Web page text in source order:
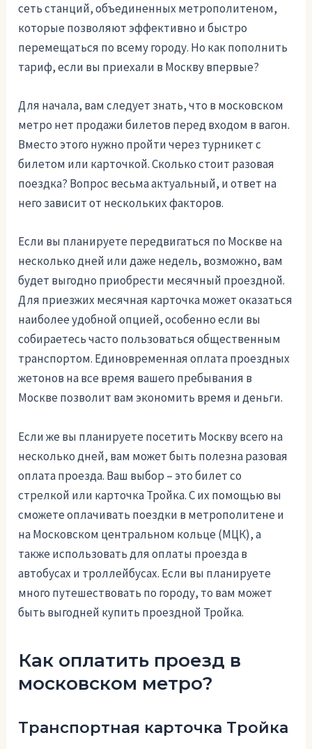
сеть станций, объединенных метрополитеном,
которые позволяют эффективно и быстро
перемещаться по всему городу. Но как пополнить
тариф, если вы приехали в Москву впервые?
Для начала, вам следует знать, что в московском
метро нет продажи билетов перед входом в вагон.
Вместо этого нужно пройти через турникет с
билетом или карточкой. Сколько стоит разовая
поездка? Вопрос весьма актуальный, и ответ на
него зависит от нескольких факторов.
Если вы планируете передвигаться по Москве на
несколько дней или даже недель, возможно, вам
будет выгодно приобрести месячный проездной.
Для приезжих месячная карточка может оказаться
наиболее удобной опцией, особенно если вы
собираетесь часто пользоваться общественным
транспортом. Единовременная оплата проездных
жетонов на все время вашего пребывания в
Москве позволит вам экономить время и деньги.
Если же вы планируете посетить Москву всего на
несколько дней, вам может быть полезна разовая
оплата проезда. Ваш выбор – это билет со
стрелкой или карточка Тройка. С их помощью вы
сможете оплачивать поездки в метрополитене и
на Московском центральном кольце (МЦК), а
также использовать для оплаты проезда в
автобусах и троллейбусах. Если вы планируете
много путешествовать по городу, то вам может
быть выгодней купить проездной Тройка.
Как оплатить проезд в
московском метро?
Транспортная карточка Тройка